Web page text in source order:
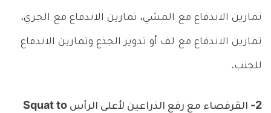
تمارين الاندفاع مع المشي، تمارين الاندفاع مع الجري،
تمارين الاندفاع مع لف أو تدوير الجذع وتمارين الاندفاع
للجنب.
2- القرفصاء مع رفع الذراعين لأعلى الرأس Squat to